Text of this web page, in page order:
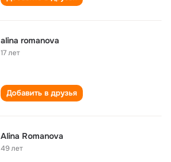
alina romanova
17 лет
Добавить в друзья
Alina Romanova
49 лет